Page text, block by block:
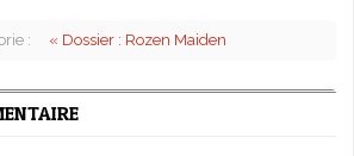
: « Dossier : Rozen Maiden